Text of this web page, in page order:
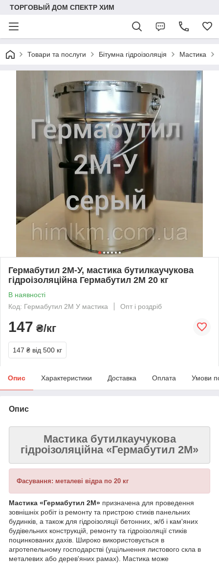
ТОРГОВЫЙ ДОМ СПЕКТР ХИМ
Товари та послуги Бітумна гідроізоляція Мастика
Гермабутил 2М-У, мастика бутилкаучукова
гідроізоляційна Гермабутил 2М 20 кг
В наявності
Код: Гермабутил 2М У мастика
Опт і роздріб
147 ₴/кг
147 ₴ від 500 кг
Опис Характеристики Доставка Оплата Умови
Опис
Мастика бутилкаучукова
гідроізоляційна «Гермабутил 2М»
Фасування: металеві відра по 20 кг
Мастика «Гермабутил 2М» призначена для проведення
зовнішніх робіт із ремонту та пристрою стиків панельних
будинків, а також для гідроізоляції бетонних, ж/б і кам'яних
будівельних конструкцій, ремонту та гідроізоляції стиків
поцинкованих дахів. Широко використовується в
агротепельному господарстві (ущільнення листового скла в
металевих або дерев'яних рамах). Мастика може